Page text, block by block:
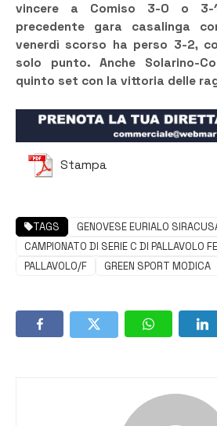
vincere a Comiso 3-0 o
precedente gara casalinga
venerdì scorso ha perso 3-2,
solo punto. Anche Solarino-
quinto set con la vittoria delle
Stampa
TAGS
GENOVESE EURIALO
CAMPIONATO DI SERIE C DI PALLAVOLO
PALLAVOLO/F
GREEN SPORT MODICA